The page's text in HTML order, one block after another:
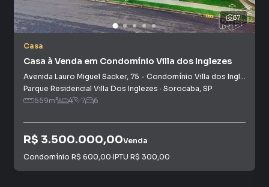
37
Casa
Casa à Venda em Condomínio Villa dos Inglezes
Avenida Lauro Miguel Sacker, 75 - Condomínio Villa dos Inglezes
Parque Residencial Villa Dos Inglezes · Sorocaba, SP
559m² 4 7 6
R$ 3.500.000,00Venda
Condomínio R$ 600,00·IPTU R$ 300,00